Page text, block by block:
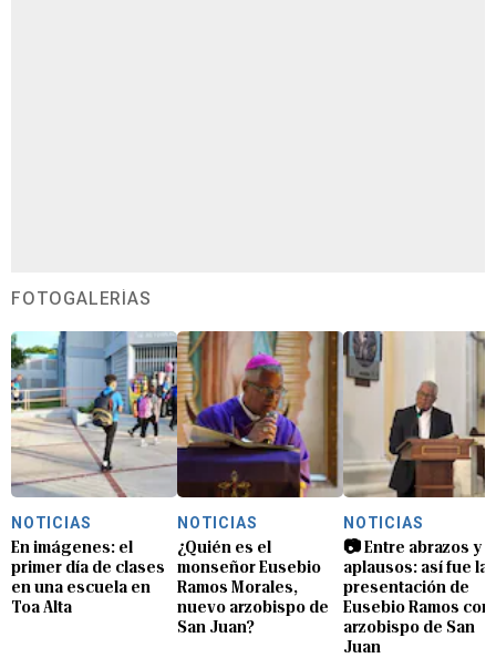
FOTOGALERÍAS
NOTICIAS
En imágenes: el
primer día de clases
en una escuela en
Toa Alta
NOTICIAS
¿Quién es el
monseñor Eusebio
Ramos Morales,
nuevo arzobispo de
San Juan?
NOTICIAS
📷 Entre abrazos y
aplausos: así fue la
presentación de
Eusebio Ramos
arzobispo de San
Juan